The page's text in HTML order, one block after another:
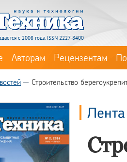
с 2008 года. ISSN 2227-8400
Авторам Рецензентам
Строительство